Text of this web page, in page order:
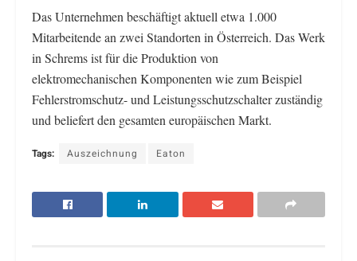
Das Unternehmen beschäftigt aktuell etwa 1.000
Mitarbeitende an zwei Standorten in Österreich. Das Werk
in Schrems ist für die Produktion von
elektromechanischen Komponenten wie zum Beispiel
Fehlerstromschutz- und Leistungsschutzschalter zuständig
und beliefert den gesamten europäischen Markt.
Tags: Auszeichnung Eaton